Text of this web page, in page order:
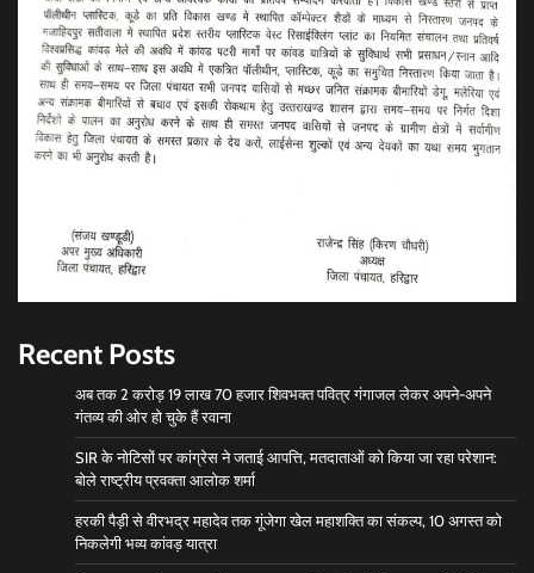
Recent Posts
अब तक 2 करोड़ 19 लाख 70 हजार शिवभक्त पवित्र गंगाजल लेकर अपने-अपने
गंतव्य की ओर हो चुके हैं रवाना
SIR के नोटिसों पर कांग्रेस ने जताई आपत्ति, मतदाताओं को किया जा रहा परेशान:
बोले राष्ट्रीय प्रवक्ता आलोक शर्मा
हरकी पैड़ी से वीरभद्र महादेव तक गूंजेगा खेल महाशक्ति का संकल्प, 10 अगस्त को
निकलेगी भव्य कांवड़ यात्रा